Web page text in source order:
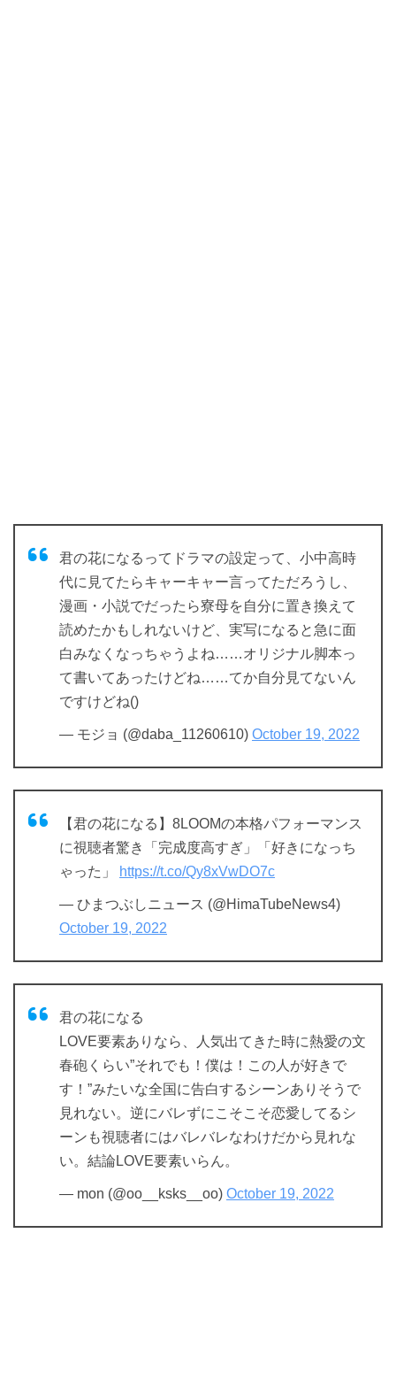
君の花になるってドラマの設定って、小中高時
代に見てたらキャーキャー言ってただろうし、
漫画・小説でだったら寮母を自分に置き換えて
読めたかもしれないけど、実写になると急に面
白みなくなっちゃうよね……オリジナル脚本っ
て書いてあったけどね……てか自分見てないん
ですけどね()
— モジョ (@daba_11260610) October 19, 2022
【君の花になる】8LOOMの本格パフォーマンス
に視聴者驚き「完成度高すぎ」「好きになっち
ゃった」
https://t.co/Qy8xVwDO7c
— ひまつぶしニュース (@HimaTubeNews4)
October 19, 2022
君の花になる
LOVE要素ありなら、人気出てきた時に熱愛の文
春砲くらい”それでも！僕は！この人が好きで
す！”みたいな全国に告白するシーンありそうで
見れない。逆にバレずにこそこそ恋愛してるシ
ーンも視聴者にはバレバレなわけだから見れな
い。結論LOVE要素いらん。
— mon (@oo__ksks__oo) October 19, 2022